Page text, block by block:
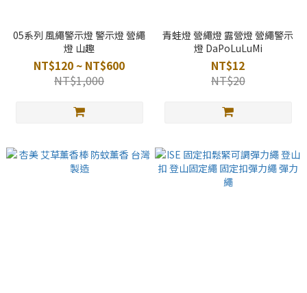
05系列 風繩警示燈 警示燈 營繩
燈 山趣
NT$120 ~ NT$600
NT$1,000
青蛙燈 營繩燈 露營燈 營繩警示
燈 DaPoLuLuMi
NT$12
NT$20